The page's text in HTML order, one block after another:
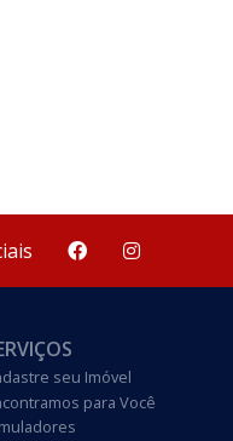
seu Imóvel
para Você